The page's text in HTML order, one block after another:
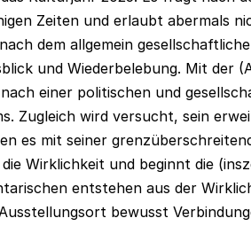
Zeiten und erlaubt abermals
dem allgemein
und Wiederbelebung. Mit der
einer politischen und
Zugleich wird versucht, sein
es mit seiner
Wirklichkeit und beginnt die
entstehen aus der
bewusst